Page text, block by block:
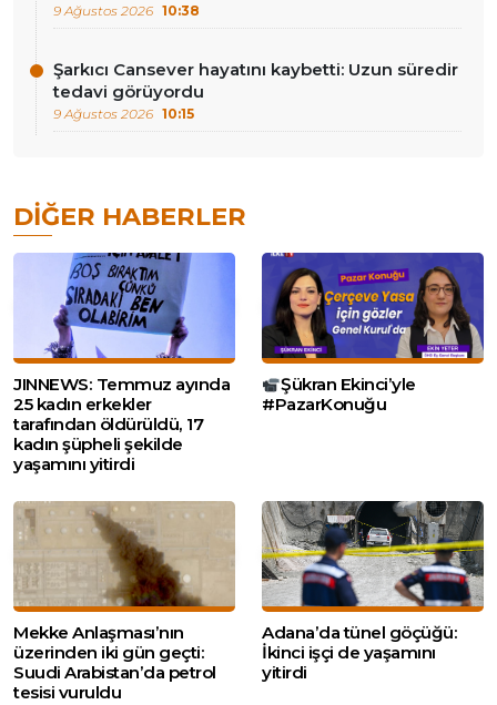
9 Ağustos 2026 10:38
Şarkıcı Cansever hayatını kaybetti: Uzun süredir
tedavi görüyordu
9 Ağustos 2026 10:15
DIĞER HABERLER
JINNEWS: Temmuz ayında
25 kadın erkekler
tarafından öldürüldü, 17
kadın şüpheli şekilde
yaşamını yitirdi
Şükran Ekinci’yle
#PazarKonuğu
Mekke Anlaşması’nın
üzerinden iki gün geçti:
Suudi Arabistan’da petrol
tesisi vuruldu
Adana’da tünel göçüğü:
İkinci işçi de yaşamını
yitirdi